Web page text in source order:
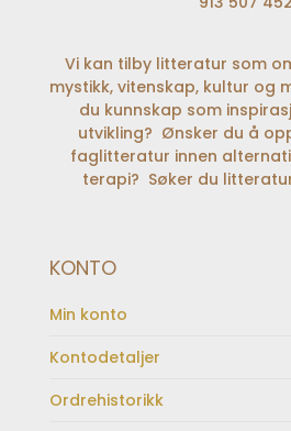
Vi kan tilby litteratur som
mystikk, vitenskap, kultur og
du kunnskap som
utvikling? Ønsker du å
faglitteratur innen
terapi? Søker du
KONTO
Min konto
Kontodetaljer
Ordrehistorikk